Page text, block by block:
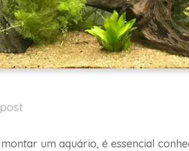
um aquário, é essencial